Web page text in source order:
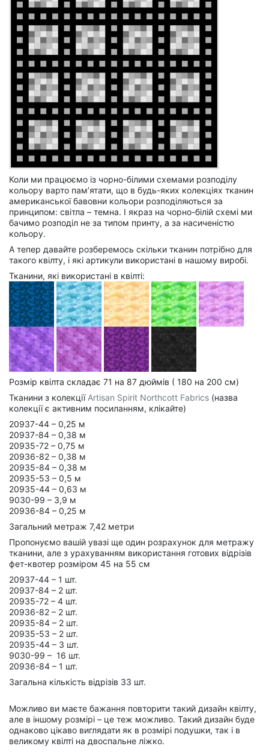
Коли ми працюємо із чорно-білими схемами розподілу
кольору варто пам’ятати, що в будь-яких колекціях тканин
американської бавовни кольори розподіляються за
принципом: світла – темна. І якраз на чорно-білій схемі ми
бачимо розподіл не за типом принту, а за насиченістю
кольору.
А тепер давайте розберемось скільки тканин потрібно для
такого квілту, і які артикули використані в нашому виробі.
Тканини, які використані в квілті:
Розмір квілта складає 71 на 87 дюймів ( 180 на 200 см)
Тканини з колекціїArtisan Spirit Northcott Fabrics (назва
колекції є активним посиланням, клікайте)
20937-44 – 0,25 м
20937-84 – 0,38 м
20935-72 – 0,75 м
20936-82 – 0,38 м
20935-84 – 0,38 м
20935-53 – 0,5 м
20935-44 – 0,63 м
9030-99 – 3,9 м
20936-84 – 0,25 м
Загальний метраж 7,42 метри
Пропонуємо вашій увазі ще один розрахунок для метражу
тканини, але з урахуванням використання готових відрізів
фет-квотер розміром 45 на 55 см
20937-44 – 1 шт.
20937-84 – 2 шт.
20935-72 – 4 шт.
20936-82 – 2 шт.
20935-84 – 2 шт.
20935-53 – 2 шт.
20935-44 – 3 шт.
9030-99 – 16 шт.
20936-84 – 1 шт.
Загальна кількість відрізів 33 шт.
Можливо ви маєте бажання повторити такий дизайн квілту,
але в іншому розмірі – це теж можливо. Такий дизайн буде
однаково цікаво виглядати як в розмірі подушки, так і в
великому квілті на двоспальне ліжко.